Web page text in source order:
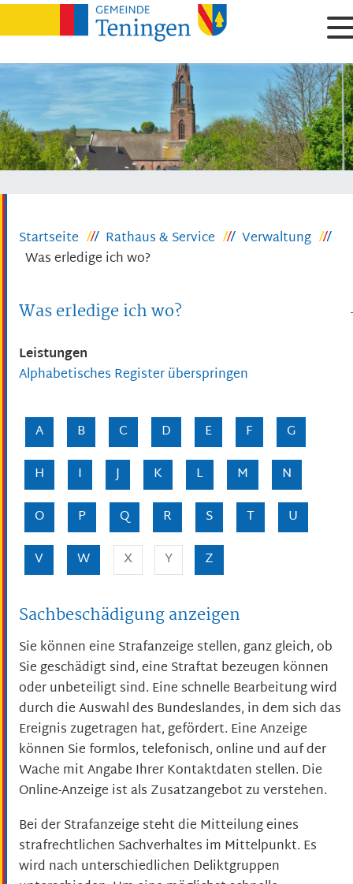
Startseite Rathaus & Service
Verwaltung
Was erledige ich wo?
Was erledige ich wo?
Leistungen
Alphabetisches Register überspringen
A B C D E F
G
H
I J K L M
N
O
P Q R S T
U
V
W X Y Z
Sachbeschädigung anzeigen
Sie können eine Strafanzeige stellen, ganz gleich, ob
Sie geschädigt sind, eine Straftat bezeugen können
oder unbeteiligt sind. Eine schnelle Bearbeitung wird
durch die Auswahl des Bundeslandes, in dem sich das
Ereignis zugetragen hat, gefördert. Eine Anzeige
können Sie formlos, telefonisch, online und auf der
Wache mit Angabe Ihrer Kontaktdaten stellen. Die
Online-Anzeige ist als Zusatzangebot zu verstehen.
Bei der Strafanzeige steht die Mitteilung eines
strafrechtlichen Sachverhaltes im Mittelpunkt. Es
wird nach unterschiedlichen Deliktgruppen